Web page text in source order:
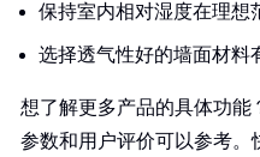
保持室内相对湿度在理想
选择透气性好的墙面材料
想了解更多产品的具体功能
参数和用户评价可以参考。